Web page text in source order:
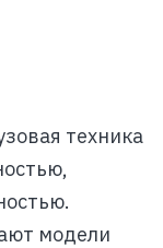
техника
модели